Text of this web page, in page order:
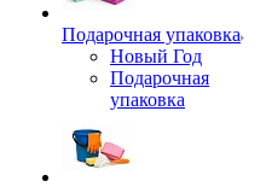
Подарочная упаковка
Новый Год
Подарочная
упаковка